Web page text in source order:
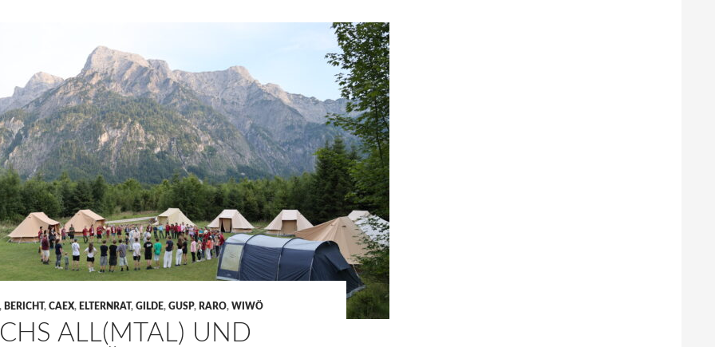
, BERICHT, CAEX, ELTERNRAT, GILDE, GUSP, RARO, WIWÖ
ALL(MTAL) UND